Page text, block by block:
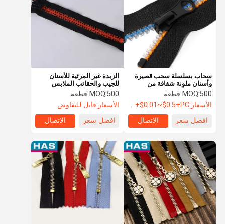
الزبدة غير المرئية للأسنان
للجيب والحقائب الملابس
MOQ:500 قطعة
الأسعار:قابل للتفاوض
افضل سعر
الاتصال
سحاب بسلسلة سحب قصيرة
وأسنان ملونة شفافة من
الراتنج مع أسنان بلاستيكية
MOQ:500 قطعة
الأسعار:USD+$0.01~$0.5+PC
افضل سعر
الاتصال